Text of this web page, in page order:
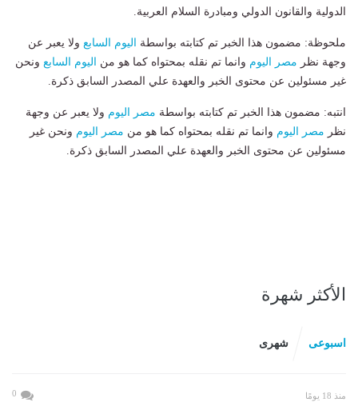
الدولية والقانون الدولي ومبادرة السلام العربية.
ملحوظة: مضمون هذا الخبر تم كتابته بواسطة اليوم السابع ولا يعبر عن
وجهة نظر مصر اليوم وانما تم نقله بمحتواه كما هو من اليوم السابع ونحن
غير مسئولين عن محتوى الخبر والعهدة علي المصدر السابق ذكرة.
انتبه: مضمون هذا الخبر تم كتابته بواسطة مصر اليوم ولا يعبر عن وجهة
نظر مصر اليوم وانما تم نقله بمحتواه كما هو من مصر اليوم ونحن غير
مسئولين عن محتوى الخبر والعهدة علي المصدر السابق ذكرة.
الأكثر شهرة
اسبوعى شهرى
منذ 18 يومًا 0